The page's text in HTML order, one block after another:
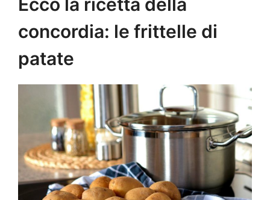
concordia: le frittelle di
patate